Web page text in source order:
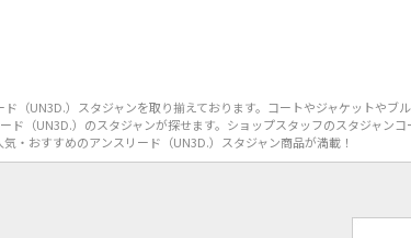
UN3D.）スタジャンを取り揃えております。コートやジャケットやブ
ド（UN3D.）のスタジャンが探せます。ショップスタッフのスタジャンコ
気・おすすめのアンスリード（UN3D.）スタジャン商品が満載！